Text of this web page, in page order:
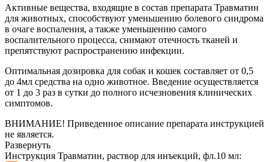
Активные вещества, входящие в состав препарата Травматин
для животных, способствуют уменьшению болевого синдрома
в очаге воспаления, а также уменьшению самого
воспалительного процесса, снимают отечность тканей и
препятствуют распространению инфекции.
Оптимальная дозировка для собак и кошек составляет от 0,5
до 4мл средства на одно животное. Введение осуществляется
от 1 до 3 раз в сутки до полного исчезновения клинических
симптомов.
ВНИМАНИЕ! Приведенное описание препарата инструкцией
не является.
Развернуть
Инструкция Травматин, раствор для инъекций, фл.10 мл: